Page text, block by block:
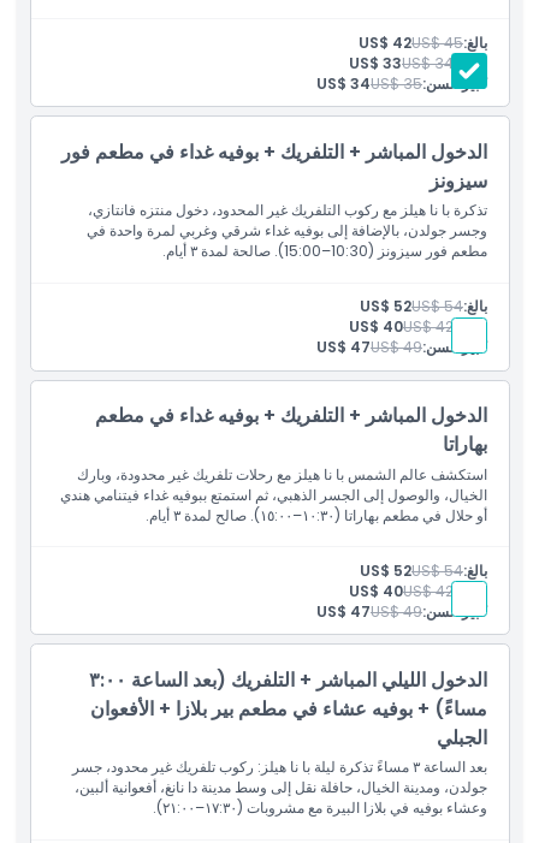
سياسة الإلغاء
بالغ:US$ 45
US$ 42
طفل: US$ 34
US$ 33
كبير السن:US$ 35
US$ 34
الدخول المباشر + التلفريك + بوفيه غداء في مطعم فور
سيزونز
تذكرة با نا هيلز مع ركوب التلفريك غير المحدود، دخول منتزه فانتازي،
وجسر جولدن، بالإضافة إلى بوفيه غداء شرقي وغربي لمرة واحدة في
مطعم فور سيزونز (10:30–15:00). صالحة لمدة ٣ أيام.
بالغ:US$ 54
US$ 52
طفل:US$ 42
US$ 40
كبير السن:US$ 49
US$ 47
الدخول المباشر + التلفريك + بوفيه غداء في مطعم
بهاراتا
استكشف عالم الشمس با نا هيلز مع رحلات تلفريك غير محدودة، وبارك
الخيال، والوصول إلى الجسر الذهبي، ثم استمتع ببوفيه غداء فيتنامي هندي
أو حلال في مطعم بهاراتا (١٠:٣٠–١٥:٠٠). صالح لمدة ٣ أيام.
بالغ:US$ 54
US$ 52
طفل: US$ 42
US$ 40
كبير السن:US$ 49
US$ 47
الدخول الليلي المباشر + التلفريك (بعد الساعة ٣:٠٠
مساءً) + بوفيه عشاء في مطعم بير بلازا + الأفعوان
الجبلي
بعد الساعة ٣ مساءً تذكرة ليلة با نا هيلز: ركوب تلفريك غير محدود، جسر
جولدن، ومدينة الخيال، حافلة نقل إلى وسط مدينة دا نانغ، أفعوانية ألبين،
وعشاء بوفيه في بلازا البيرة مع مشروبات (١٧:٣٠–٢١:٠٠).